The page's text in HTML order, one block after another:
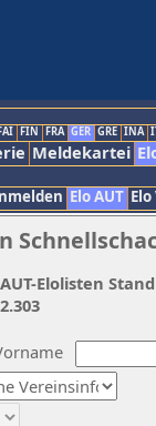
FIN FRA GER GRE INA
Meldekartei
Elo AUT
AUT-Elolisten
2.303